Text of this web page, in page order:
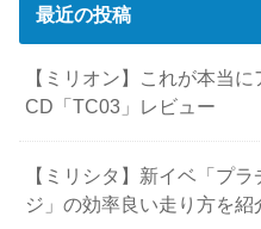
最近の投稿
【ミリオン】これが本当
CD「TC03」レビュー
【ミリシタ】新イベ「プ
ジ」の効率良い走り方を紹